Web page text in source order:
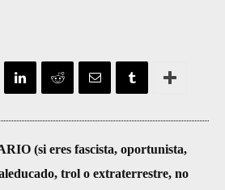
(si eres fascista, oportunista,
trol o extraterrestre, no